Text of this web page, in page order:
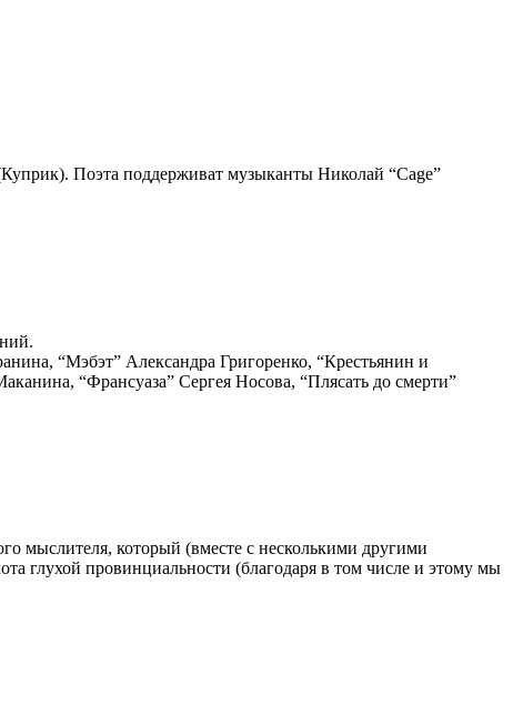
Поэта поддерживат музыканты Николай “Cage”
“Мэбэт” Александра Григоренко, “Крестьянин и
“Франсуаза” Сергея Носова, “Плясать до смерти”
мыслителя, который (вместе с несколькими другими
глухой провинциальности (благодаря в том числе и этому мы